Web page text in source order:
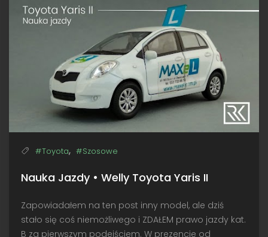
#Toyota, #Szosowe
Nauka Jazdy • Welly Toyota Yaris II
Zapowiadałem na ten post inny model, ale dziś
stało się coś niemożliwego i ZDAŁEM prawo jazdy kat.
B za pierwszym podejściem. W prezencie od